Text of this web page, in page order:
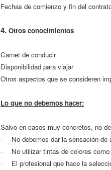
Fechas de comienzo y fin del
4. Otros conocimientos
Carnet de conducir
Disponibilidad para viajar
Otros aspectos que se consideren
Lo que no debemos hacer:
Salvo en casos muy concretos, no
·
No debemos dar la sensación
·
No utilizar tintas de colores
·
El profesional que hace la